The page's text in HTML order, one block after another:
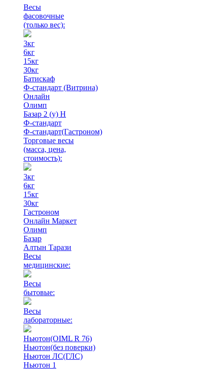
Весы
фасовочные
(только вес):
3кг
6кг
15кг
30кг
Батискаф
Ф-стандарт (Витрина)
Онлайн
Олимп
Базар 2 (у) Н
Ф-стандарт
Ф-стандарт(Гастроном)
Торговые весы
(масса, цена,
стоимость):
3кг
6кг
15кг
30кг
Гастроном
Онлайн Маркет
Олимп
Базар
Алтын Тарази
Весы
медицинские:
Весы
бытовые:
Весы
лабораторные:
Ньютон(OIML R 76)
Ньютон(без поверки)
Ньютон ЛС(ГЛС)
Ньютон 1